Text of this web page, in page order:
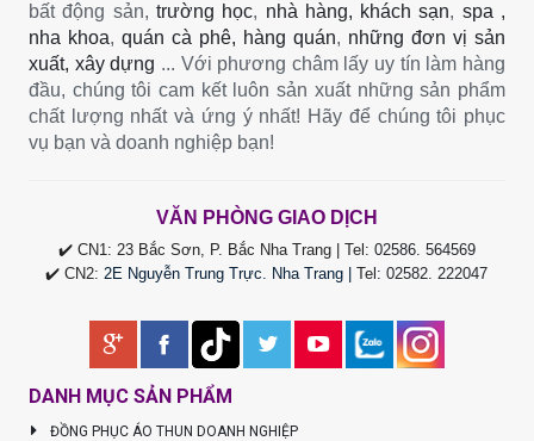
bất động sản, trường học, nhà hàng, khách sạn, spa ,
nha khoa, quán cà phê, hàng quán, những đơn vị sản
xuất, xây dựng ... Với phương châm lấy uy tín làm hàng
đầu, chúng tôi cam kết luôn sản xuất những sản phẩm
chất lượng nhất và ứng ý nhất! Hãy để chúng tôi phục
vụ bạn và doanh nghiệp bạn!
VĂN PHÒNG GIAO DỊCH
✔️ CN1: 23 Bắc Sơn, P. Bắc Nha Trang | Tel: 02586. 564569
✔️ CN2:2E Nguyễn Trung Trực. Nha Trang |Tel :02582. 222047
DANH MỤC SẢN PHẨM
ĐỒNG PHỤC ÁO THUN DOANH NGHIỆP